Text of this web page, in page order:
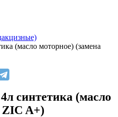
(масло моторное) (замена
синтетика (масло
ZIC A+)